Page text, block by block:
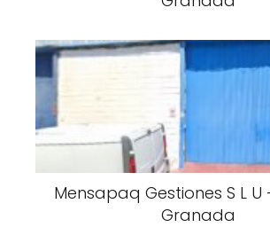
Mensapaq Gestiones S L U
Granada